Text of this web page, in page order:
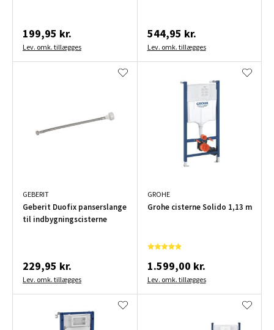
199,95 kr.
Lev. omk. tillægges
544,95 kr.
Lev. omk. tillægges
GEBERIT
Geberit Duofix panserslange
til indbygningscisterne
229,95 kr.
Lev. omk. tillægges
GROHE
Grohe cisterne Solido 1,13 m
1.599,00 kr.
Lev. omk. tillægges